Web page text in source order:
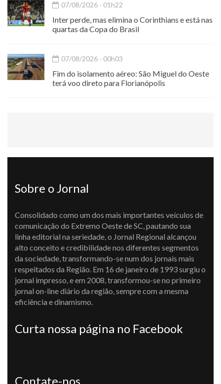
07/08/2026 - 01h22
Inter perde, mas elimina o Corinthians e está nas
quartas da Copa do Brasil
07/08/2026 - 00h03
Fim do isolamento aéreo: São Miguel do Oeste
terá voo direto para Florianópolis
Sobre o Jornal
Consolidado como um dos mais importantes veículos de
comunicação do Extremo Oeste de SC, pautando sua
linha editorial na seriedade, o Jornal Regional alcançou
alto conceito e credibilidade nos diferentes segmentos
da sociedade, transformando-se num dos jornais mais
respeitados da Região. Em 16 de janeiro de 1993 surgiu o
jornal impresso, e em 2008, transformou-se no primeiro
jornal on-line diário da região, sempre com a mesma
eficiência e dinamismo.
Curta nossa página no Facebook
Contate-nos